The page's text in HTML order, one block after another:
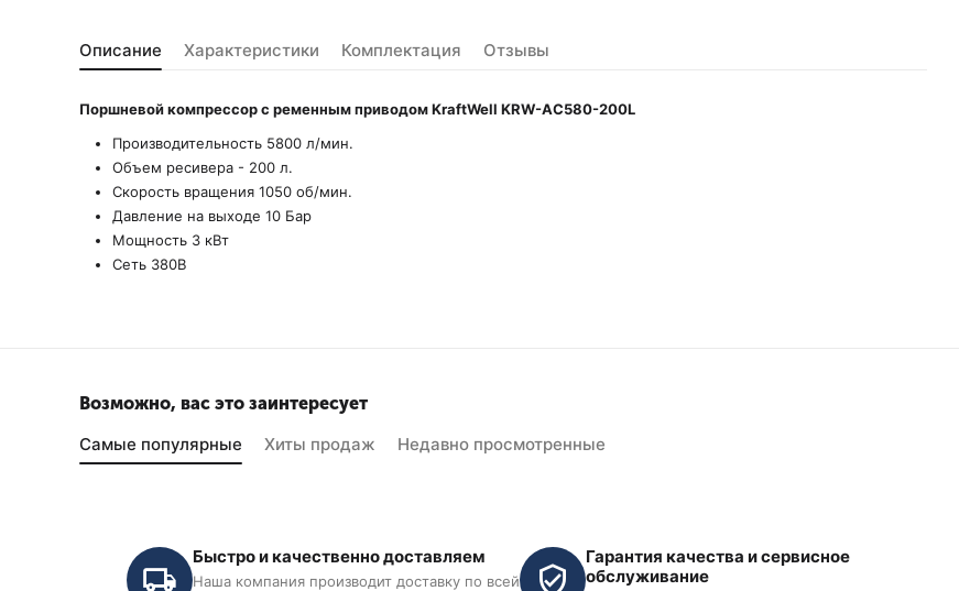
Описание Характеристики Комплектация Отзывы
Поршневой компрессор с ременным приводом KraftWell KRW-AC580-200L
Производительность 5800 л/мин.
Объем ресивера - 200 л.
Скорость вращения 1050 об/мин.
Давление на выходе 10 Бар
Мощность 3 кВт
Сеть 380В
Возможно, вас это заинтересует
Самые популярные
Хиты продаж Недавно просмотренные
Быстро и качественно доставляем
Наша компания производит доставку по всей
Гарантия качества и сервисное
обслуживание